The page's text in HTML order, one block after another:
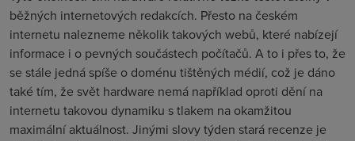
běžných internetových redakcích. Přesto na českém
internetu nalezneme několik takových webů, které nabízejí
informace i o pevných součástech počítačů. A to i přes to, že
se stále jedná spíše o doménu tištěných médií, což je dáno
také tím, že svět hardware nemá například oproti dění na
internetu takovou dynamiku s tlakem na okamžitou
maximální aktuálnost. Jinými slovy týden stará recenze je